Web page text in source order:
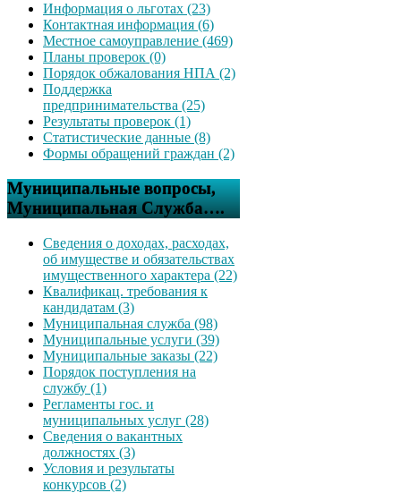
Информация о льготах (23)
Контактная информация (6)
Местное самоуправление (469)
Планы проверок (0)
Порядок обжалования НПА (2)
Поддержка
предпринимательства (25)
Результаты проверок (1)
Статистические данные (8)
Формы обращений граждан (2)
Муниципальные вопросы,
Муниципальная Служба….
Сведения о доходах, расходах,
об имуществе и обязательствах
имущественного характера (22)
Квалификац. требования к
кандидатам (3)
Муниципальная служба (98)
Муниципальные услуги (39)
Муниципальные заказы (22)
Порядок поступления на
службу (1)
Регламенты гос. и
муниципальных услуг (28)
Сведения о вакантных
должностях (3)
Условия и результаты
конкурсов (2)